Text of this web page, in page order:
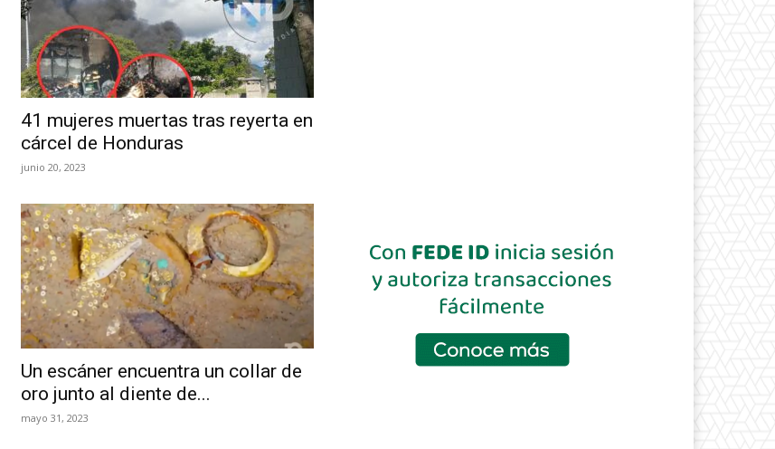
41 mujeres muertas tras reyerta en
cárcel de Honduras
junio 20, 2023
Un escáner encuentra un collar de
oro junto al diente de...
mayo 31, 2023